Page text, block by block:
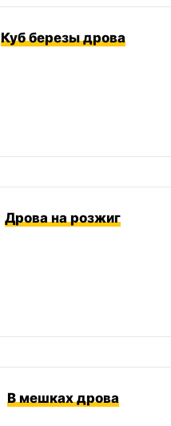
Куб березы дрова
Дрова на розжиг
В мешках дрова